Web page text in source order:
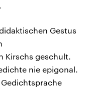
Gestus
Kirschs geschult.
nie epigonal.